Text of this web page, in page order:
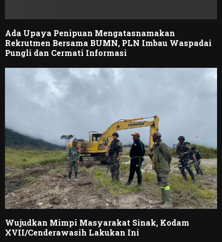
Ada Upaya Penipuan Mengatasnamakan
Rekrutmen Bersama BUMN, PLN Imbau Waspadai
Pungli dan Cermati Informasi
Wujudkan Mimpi Masyarakat Sinak, Kodam
XVII/Cenderawasih Lakukan Ini